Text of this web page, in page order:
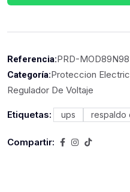
Referencia:PRD-
Categoría:Proteccion
Regulador De Voltaje
Etiquetas: ups respaldo
Compartir: